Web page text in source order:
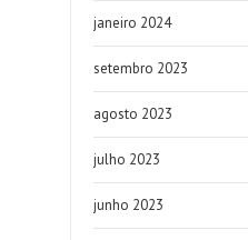
janeiro 2024
setembro 2023
agosto 2023
julho 2023
junho 2023